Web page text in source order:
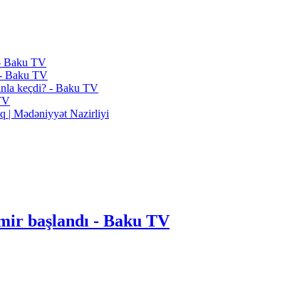
Baku TV
Baku TV
keçdi? - Baku TV
| Mədəniyyət Nazirliyi
başlandı - Baku TV